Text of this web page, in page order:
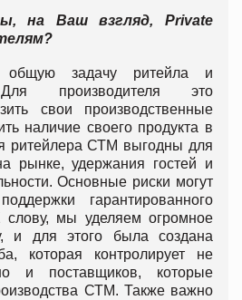
на Ваш взгляд, Private
задачу ритейла и
Для производителя это
свои производственные
наличие своего продукта в
ритейлера СТМ выгодны для
рынке, удержания гостей и
Основные риски могут
гарантированного
слову, мы уделяем огромное
и для этого была создана
которая контролирует не
и поставщиков, которые
СТМ. Также важно